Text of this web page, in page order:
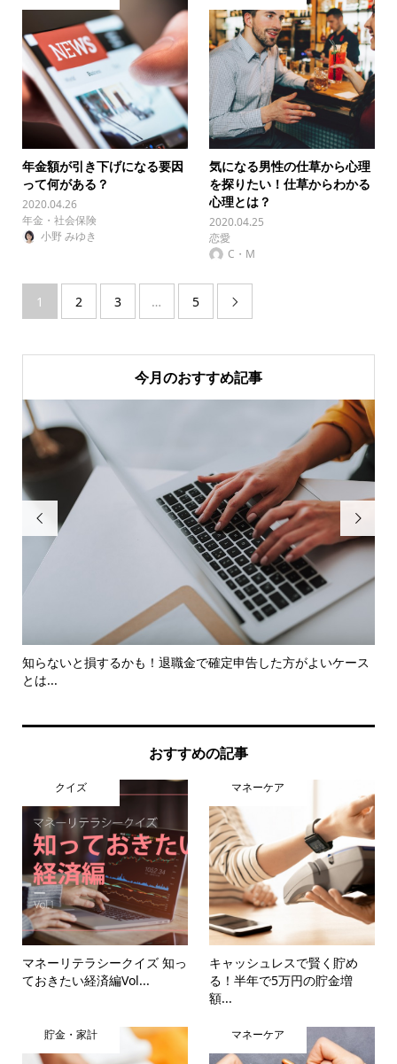
年金額が引き下げになる要因
って何がある？
2020.04.26
年金・社会保険
小野 みゆき
気になる男性の仕草から心理
を探りたい！仕草からわかる
心理とは？
2020.04.25
恋愛
C・M
1 2 3 … 5 
今月のおすすめ記事

知らないと損するかも！退職金で確定申告した方がよいケース
とは...

おすすめの記事
クイズ
マネーリテラシークイズ 知っ
ておきたい経済編Vol...
マネーケア
キャッシュレスで賢く貯め
る！半年で5万円の貯金増
額...
貯金・家計 マネーケア